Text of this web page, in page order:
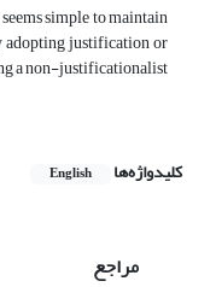
simple to maintain
adopting justification or
a non-justificationalist
کلیدواژه‌ها English
مراجع